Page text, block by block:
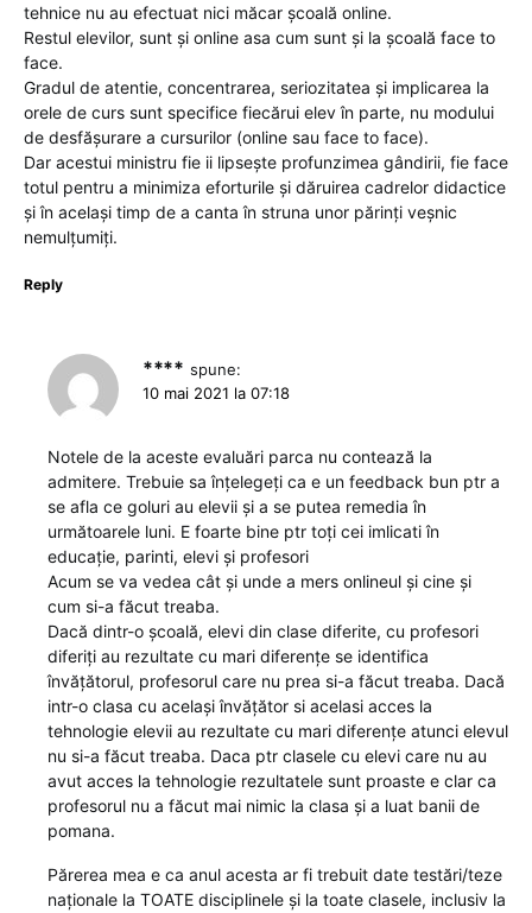
tehnice nu au efectuat nici măcar școală online.
Restul elevilor, sunt și online asa cum sunt și la școală face to
face.
Gradul de atentie, concentrarea, seriozitatea și implicarea la
orele de curs sunt specifice fiecărui elev în parte, nu modului
de desfășurare a cursurilor (online sau face to face).
Dar acestui ministru fie ii lipsește profunzimea gândirii, fie face
totul pentru a minimiza eforturile și dăruirea cadrelor didactice
și în același timp de a canta în struna unor părinți veșnic
nemulțumiți.
Reply
**** spune:
10 mai 2021 la 07:18
Notele de la aceste evaluări parca nu contează la
admitere. Trebuie sa înțelegeți ca e un feedback bun ptr a
se afla ce goluri au elevii și a se putea remedia în
următoarele luni. E foarte bine ptr toți cei imlicati în
educație, parinti, elevi și profesori
Acum se va vedea cât și unde a mers onlineul și cine și
cum si-a făcut treaba.
Dacă dintr-o școală, elevi din clase diferite, cu profesori
diferiți au rezultate cu mari diferențe se identifica
învățătorul, profesorul care nu prea si-a făcut treaba. Dacă
intr-o clasa cu același învățător si acelasi acces la
tehnologie elevii au rezultate cu mari diferențe atunci elevul
nu si-a făcut treaba. Daca ptr clasele cu elevi care nu au
avut acces la tehnologie rezultatele sunt proaste e clar ca
profesorul nu a făcut mai nimic la clasa și a luat banii de
pomana.
Părerea mea e ca anul acesta ar fi trebuit date testări/teze
naționale la TOATE disciplinele și la toate clasele, inclusiv la